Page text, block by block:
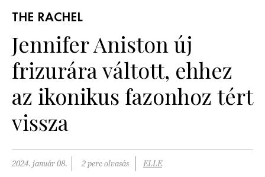
SZÉPSÉG
PÁRKAPCSOLAT
THE RACHEL
Jennifer Aniston új
frizurára váltott, ehhez
az ikonikus fazonhoz tért
vissza
2024. január 08. 2 perc olvasás ELLE